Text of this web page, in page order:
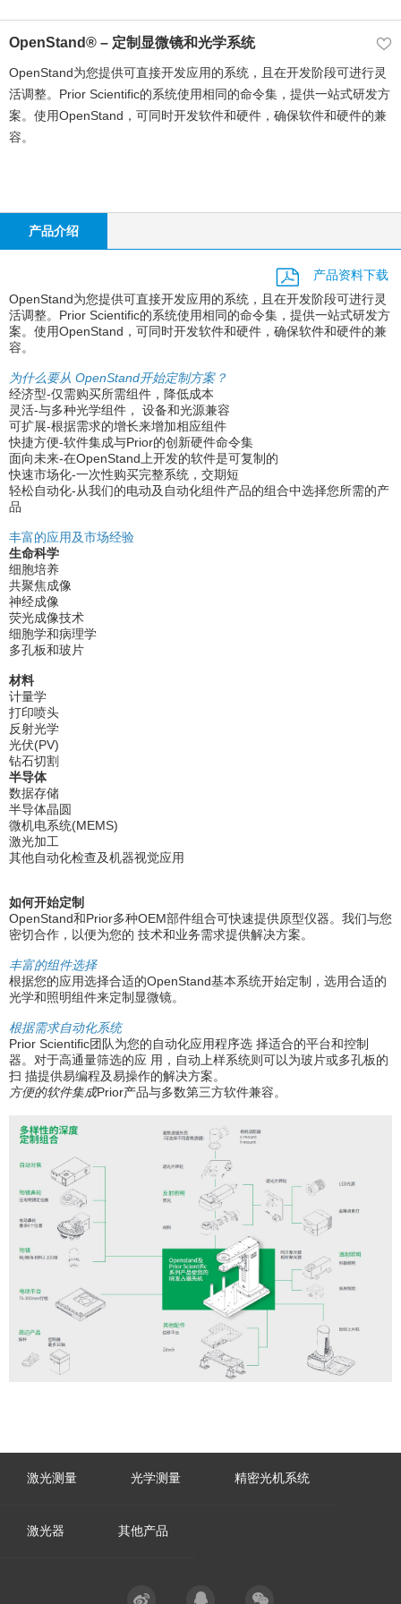
OpenStand® – 定制显微镜和光学系统
OpenStand为您提供可直接开发应用的系统，且在开发阶段可进行灵
活调整。Prior Scientific的系统使用相同的命令集，提供一站式研发方
案。使用OpenStand，可同时开发软件和硬件，确保软件和硬件的兼
容。
产品介绍
产品资料下载
OpenStand为您提供可直接开发应用的系统，且在开发阶段可进行灵
活调整。Prior Scientific的系统使用相同的命令集，提供一站式研发方
案。使用OpenStand，可同时开发软件和硬件，确保软件和硬件的兼
容。
为什么要从 OpenStand开始定制方案？
经济型-仅需购买所需组件，降低成本
灵活-与多种光学组件， 设备和光源兼容
可扩展-根据需求的增长来增加相应组件
快捷方便-软件集成与Prior的创新硬件命令集
面向未来-在OpenStand上开发的软件是可复制的
快速市场化-一次性购买完整系统，交期短
轻松自动化-从我们的电动及自动化组件产品的组合中选择您所需的产
品
丰富的应用及市场经验
生命科学
细胞培养
共聚焦成像
神经成像
荧光成像技术
细胞学和病理学
多孔板和玻片
材料
计量学
打印喷头
反射光学
光伏(PV)
钻石切割
半导体
数据存储
半导体晶圆
微机电系统(MEMS)
激光加工
其他自动化检查及机器视觉应用
如何开始定制
OpenStand和Prior多种OEM部件组合可快速提供原型仪器。我们与您
密切合作，以便为您的 技术和业务需求提供解决方案。
丰富的组件选择
根据您的应用选择合适的OpenStand基本系统开始定制，选用合适的
光学和照明组件来定制显微镜。
根据需求自动化系统
Prior Scientific团队为您的自动化应用程序选 择适合的平台和控制
器。对于高通量筛选的应 用，自动上样系统则可以为玻片或多孔板的
扫 描提供易编程及易操作的解决方案。
方便的软件集成Prior产品与多数第三方软件兼容。
激光测量 光学测量 精密光机系统
激光器 其他产品